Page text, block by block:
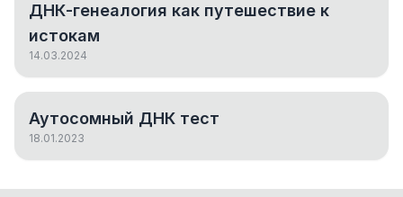
ДНК-генеалогия как путешествие к
истокам
14.03.2024
Аутосомный ДНК тест
18.01.2023